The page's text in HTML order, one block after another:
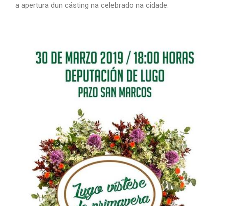
a apertura dun cásting na celebrado na cidade.